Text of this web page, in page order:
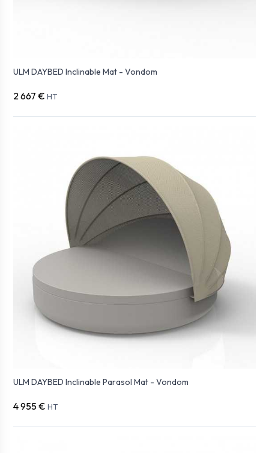
ULM DAYBED Inclinable Mat - Vondom
2 667 € HT
ULM DAYBED Inclinable Parasol Mat - Vondom
4 955 € HT